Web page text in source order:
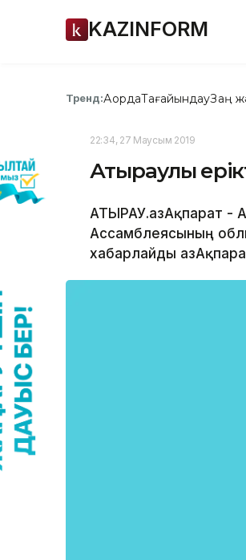
KAZINFORM
Тренд:АқордаТағайындауЗаң
22:34, 27 Маусым 2019
Атыраулық
АТЫРАУ.ҚазАқпарат -
Ассамблеясының
хабарлайды